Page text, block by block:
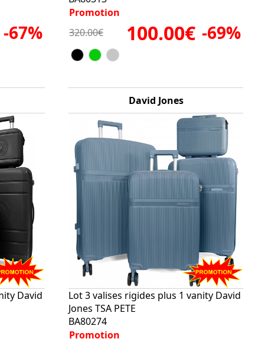
-67%
Promotion
320.00€
100.00€ -69%
David
David Jones
Lot 3 valises rigides plus 1 vanity David
Jones TSA PETE
BA80274
Promotion